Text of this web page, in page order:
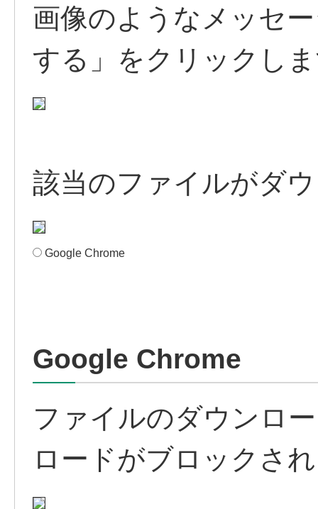
画像のようなメッセ
する」をクリックし
該当のファイルがダ
Google Chrome
Google Chrome
ファイルのダウンロ
ロードがブロックさ